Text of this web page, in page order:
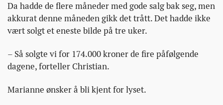
Da hadde de flere måneder med gode salg bak seg, men
akkurat denne måneden gikk det trått. Det hadde ikke
vært solgt et eneste bilde på tre uker.
– Så solgte vi for 174.000 kroner de fire påfølgende
dagene, forteller Christian.
Marianne ønsker å bli kjent for lyset.